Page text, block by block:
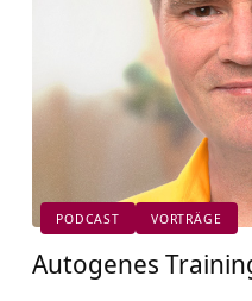
PODCAST VORTRÄGE
Autogenes